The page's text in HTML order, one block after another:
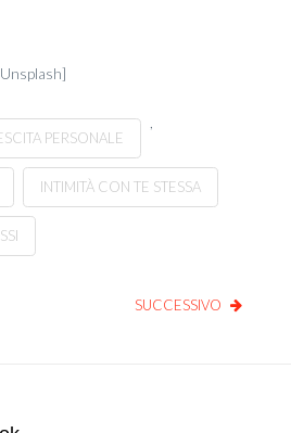
PERSONALE
INTIMITÀ CON TE STESSA
SUCCESSIVO